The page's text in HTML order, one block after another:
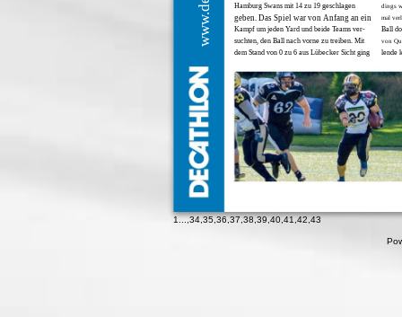
Hamburg Swans mit 14 zu 19 geschlagen
geben. Das Spiel war von Anfang an ein
Kampf um jeden Yard und beide Teams ver-
suchten, den Ball nach vorne zu treiben. Mit
dem Stand von 0 zu 6 aus Lübecker Sicht ging
dings
mal
Ball
von
lende
1...,34,35,36,37,38,39,40,41,42,43